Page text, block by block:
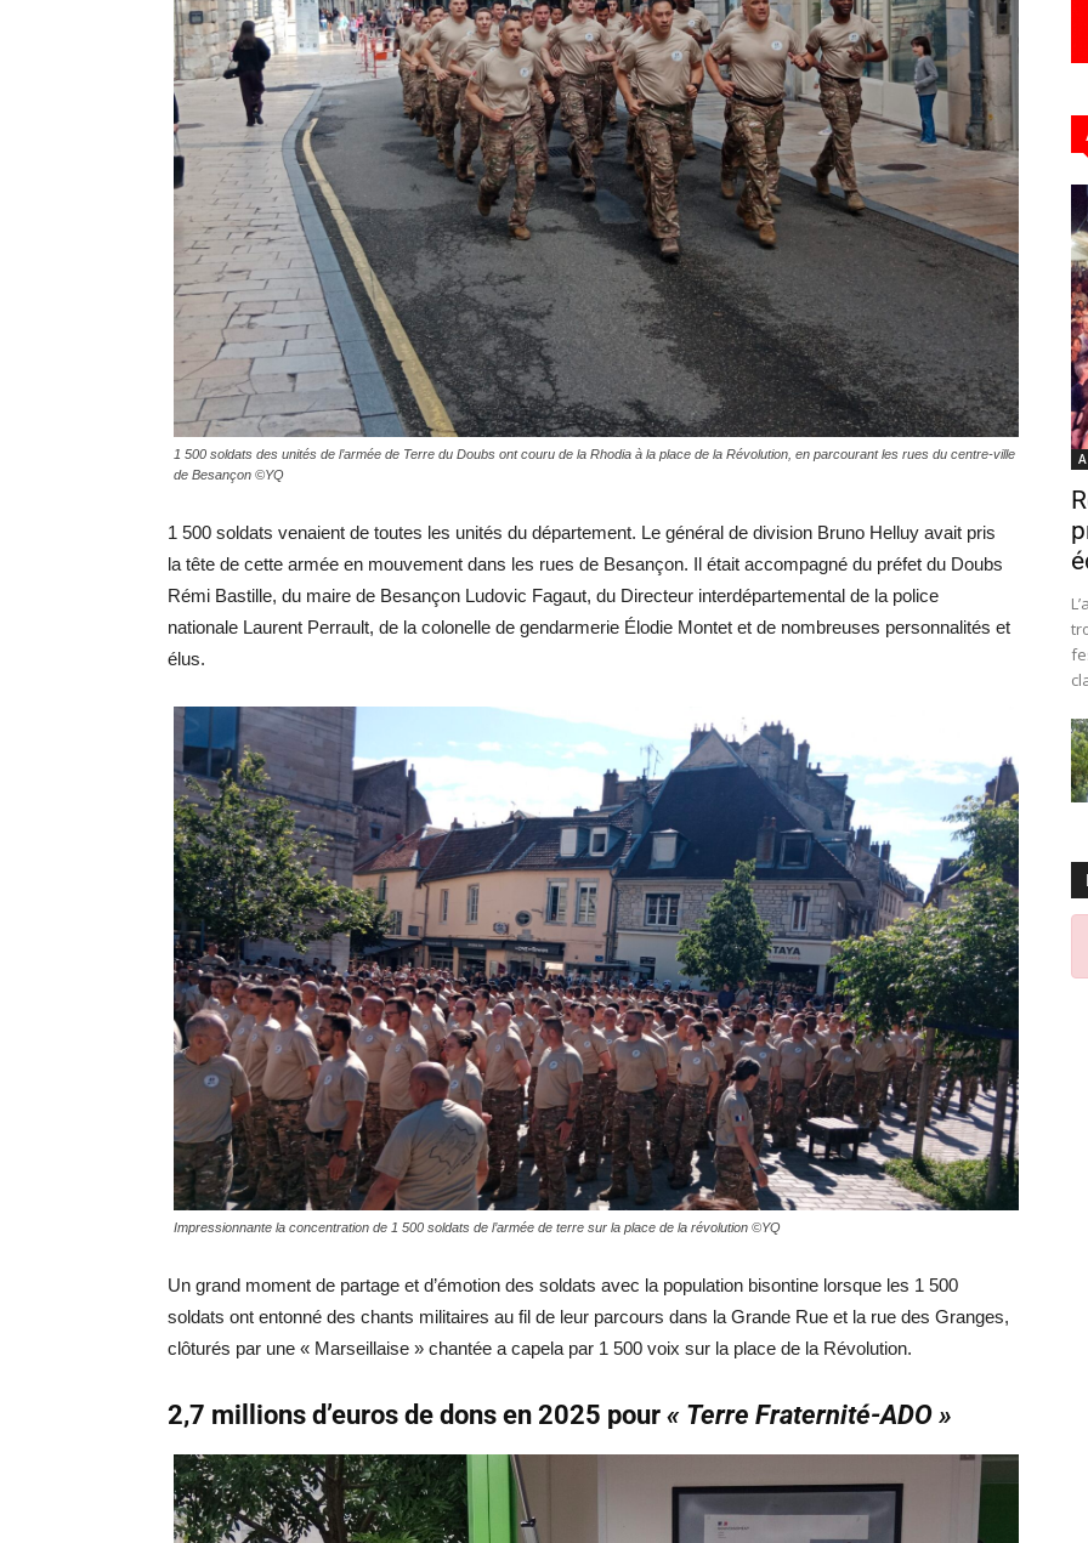
1 500 soldats des unités de l’armée de Terre du Doubs ont couru de la Rhodia à la place de la Révolution, en parcourant les rues du centre-ville
de Besançon ©YQ
1 500 soldats venaient de toutes les unités du département. Le général de division Bruno Helluy avait pris
la tête de cette armée en mouvement dans les rues de Besançon. Il était accompagné du préfet du Doubs
Rémi Bastille, du maire de Besançon Ludovic Fagaut, du Directeur interdépartemental de la police
nationale Laurent Perrault, de la colonelle de gendarmerie Élodie Montet et de nombreuses personnalités et
élus.
Impressionnante la concentration de 1 500 soldats de l’armée de terre sur la place de la révolution ©YQ
Un grand moment de partage et d’émotion des soldats avec la population bisontine lorsque les 1 500
soldats ont entonné des chants militaires au fil de leur parcours dans la Grande Rue et la rue des Granges,
clôturés par une « Marseillaise » chantée a capela par 1 500 voix sur la place de la Révolution.
2,7 millions d’euros de dons en 2025 pour « Terre Fraternité-ADO »